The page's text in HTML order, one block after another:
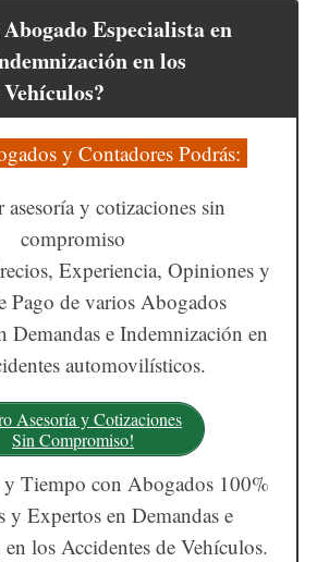
Especialista en
en los
y Contadores Podrás:
y cotizaciones sin
compromiso
Experiencia, Opiniones y
Pago de varios Abogados
Demandas e Indemnización en
automovilísticos.
Asesoría y Cotizaciones
Sin Compromiso!
Tiempo con Abogados 100%
y Expertos en Demandas e
los Accidentes de Vehículos.